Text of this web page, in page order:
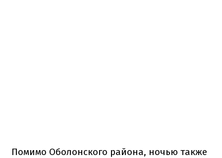
Помимо Оболонского района, ночью также